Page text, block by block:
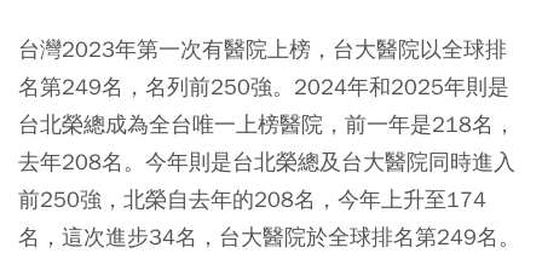
台灣2023年第一次有醫院上榜，台大醫院以全球排
名第249名，名列前250強。2024年和2025年則是
台北榮總成為全台唯一上榜醫院，前一年是218名，
去年208名。今年則是台北榮總及台大醫院同時進入
前250強，北榮自去年的208名，今年上升至174
名，這次進步34名，台大醫院於全球排名第249名。